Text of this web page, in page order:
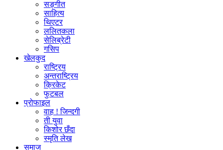
सङ्गीत
साहित्य
थिएटर
ललितकला
सेलिब्रेटी
गसिप
खेलकुद
राष्ट्रिय
अन्तराष्ट्रिय
क्रिकेट
फुटबल
प्रोफाइल
वाह ! जिन्दगी
ती युवा
किशोर छँदा
स्मृति लेख
समाज